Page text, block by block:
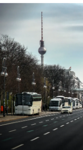
Globales
Freelancer:innen
PEO
Auslagern von
INFRASTRUKTUR
Remote
Nahtlose
Plattform
Integrierte HR-
Startups
Agile HR- und
Unternehmen
Mittelstand
vergrößern
Enterprise
Globale HR für
Informationen
LERNEN MIT
Forschung und
Fallstudien
HR-Glossar
Nederlands
Français
Deutsch
Español
Italiano
Português (Portugal)